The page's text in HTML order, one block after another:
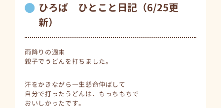
ひろば ひとこと日記（6/25更
新）
雨降りの週末
親子でうどんを打ちました。
汗をかきながら一生懸命伸ばして
自分で打ったうどんは、もっちもちで
おいしかったです。